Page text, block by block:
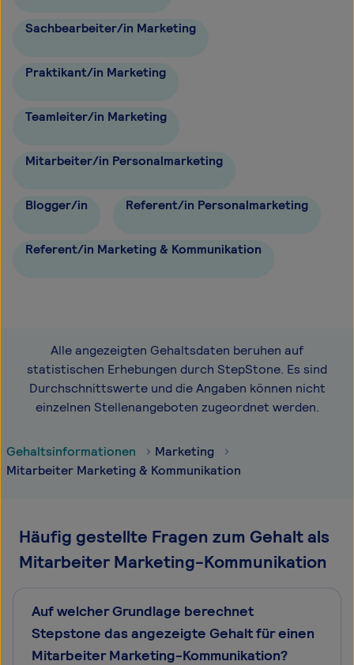
Sachbearbeiter/in Marketing
Praktikant/in Marketing
Teamleiter/in Marketing
Mitarbeiter/in Personalmarketing
Blogger/in Referent/in Personalmarketing
Referent/in Marketing & Kommunikation
Alle angezeigten Gehaltsdaten beruhen auf
statistischen Erhebungen durch StepStone. Es sind
Durchschnittswerte und die Angaben können nicht
einzelnen Stellenangeboten zugeordnet werden.
Gehaltsinformationen
Marketing
Mitarbeiter Marketing & Kommunikation
Häufig gestellte Fragen zum Gehalt als
Mitarbeiter Marketing-Kommunikation
Auf welcher Grundlage berechnet
Stepstone das angezeigte Gehalt für einen
Mitarbeiter Marketing-Kommunikation?